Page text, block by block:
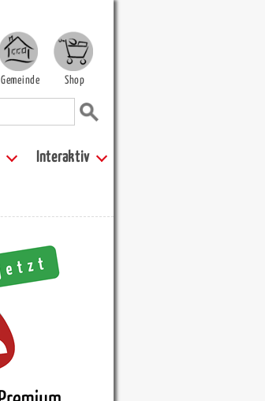
Gemeinde Shop
Interaktiv